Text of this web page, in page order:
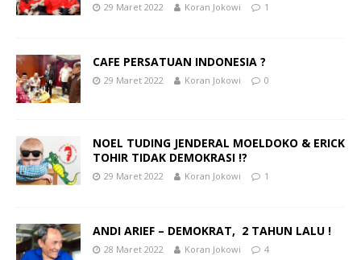
29 Maret 2022 Koran Jokowi 1
CAFE PERSATUAN INDONESIA ?
29 Maret 2022 Koran Jokowi 0
NOEL TUDING JENDERAL MOELDOKO & ERICK
TOHIR TIDAK DEMOKRASI !?
29 Maret 2022 Koran Jokowi 1
ANDI ARIEF – DEMOKRAT, 2 TAHUN LALU !
28 Maret 2022 Koran Jokowi 4